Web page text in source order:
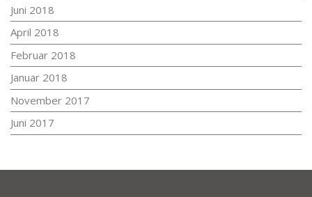
Juni 2018
April 2018
Februar 2018
Januar 2018
November 2017
Juni 2017